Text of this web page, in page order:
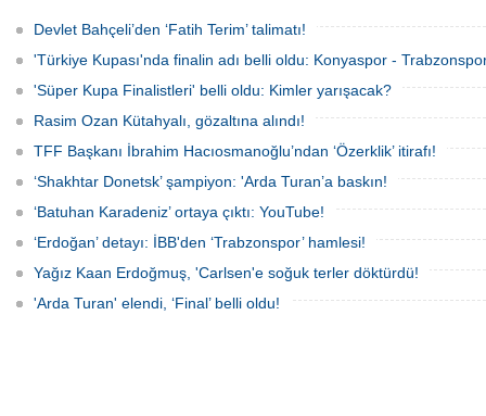
Spor Bakanı Osman Aşkın Bak’a,
"Sürpriz yapabiliriz deme, kazanacağız
diyeceksin" sözleriyle müdahale etti.
ve FIFA’ya resmi dilekçe göndererek
ligin tescil edilmemesini talep edecek.
Devlet Bahçeli’den ‘Fatih Terim’ talimatı!
'Türkiye Kupası'nda finalin adı belli oldu: Konyaspor -
'Süper Kupa Finalistleri' belli oldu: Kimler yarışacak?
Rasim Ozan Kütahyalı, gözaltına alındı!
TFF Başkanı İbrahim Hacıosmanoğlu’ndan ‘Özerklik’ itirafı!
‘Shakhtar Donetsk’ şampiyon: 'Arda Turan’a baskın!
‘Batuhan Karadeniz’ ortaya çıktı: YouTube!
‘Erdoğan’ detayı: İBB'den ‘Trabzonspor’ hamlesi!
Yağız Kaan Erdoğmuş, 'Carlsen'e soğuk terler döktürdü!
'Arda Turan' elendi, ‘Final’ belli oldu!